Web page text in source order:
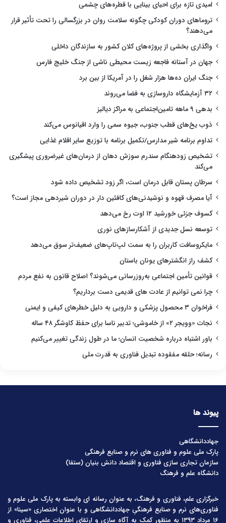
امیدی تازه برای احیای بینایی با قطره‌های چشمی
تروماهای دوران کودکی چگونه سلامت روان در بزرگسالی را تحت تأثیر قرار
می‌دهند؟
واگذاری بخشی از پروژه‌های کلان کشور به سازندگان داخلی
جهان در آستانه فاجعه زیست محیطی ناشی از جنگ خلیج فارس
جنگ ایران ده‌ها هزار شغل را در آمریکا از بین برد
۳۲ آزمایشگاه داروسازی به فضا می‌روند
بدهی ۹ ماهه تامین‌اجتماعی به مراکز دیالیز
ذوب یخ‌های قطب جنوب، جیوه سمی را وارد اقیانوس می‌کند
تداوم برنامه شیر مدارس/تکمیل برنامه با توزیع سایر اقلام غذایی
تشخیص زودهنگام سندرم سوزش دهان از درمان‌های غیرضروری پیشگیری
می‌کند
سرطان پستان قابل درمان است، اگر زود تشخیص داده شود
آیا مصرف قهوه و نوشیدنی‌های کافئین دار در دوران شیردهی مجاز است؟
کسوف جزئی خورشید ۱۲ اوت رخ می‌دهد
توسعه نسل جدیدی از آشکارسازهای نوری
مایکروسافت کاربران را به سمت لپ‌تاپ‌های ضعیف‌تر سوق می‌دهد
کشف راز انگشترهای یونان باستان
قوانین تأمین اجتماعی به‌روزرسانی می‌شوند؟ اصلاح قانون به نفع مردم
چرا نمی توانیم از عادت های قدیمی دست برداریم؟
فراخوان ۳ محصول پزشکی و دارویی به دلیل خطرهای کیفی و ایمنی
نجات «وویجر ۲» از خاموشی؛ تدبیر ناسا برای حفظ کاوشگر ۴۸ ساله
باور اشتباه درباره شخصیت انسان؛ ما در طول زندگی تغییر می‌کنیم
رسانه؛ حلقه مفقوده تبدیل فناوری به قدرت ملی
پیوند ها
جهاددانشگاهی
پارک ملی علوم و فناوری های نرم و صنایع فرهنگی
سازمان تجاری سازی فناوری و اقتصاد دانش بنیان (ستفا)
دانشگاه علم و فرهنگ
خبرگزاری علم، فناوری و فرهنگ، به عنوان رسانه ای وابسته به پارک ملی علوم و
فناوری‌های نرم و صنایع فرهنگیِ جهاددانشگاهی و با عنوان اختصاری «سینا» از
۱۶ مرداد ۱۳۹۳ به منظور کمک به آگاه سازی و ارتقای اطلاعات علمی، فناوری و